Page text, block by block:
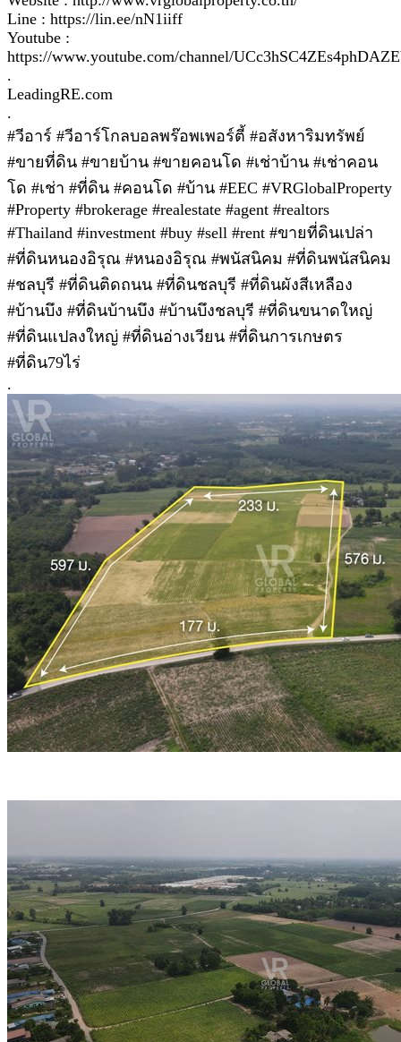
Line : https://lin.ee/nN1iiff
Youtube :
https://www.youtube.com/channel/
.
LeadingRE.com
.
#วีอาร์ #วีอาร์โกลบอลพร๊อพเพอร์ตี้ #อสังหาริมทรัพย์
#ขายที่ดิน #ขายบ้าน #ขายคอนโด #เช่าบ้าน #เช่าคอน
โด #เช่า #ที่ดิน #คอนโด #บ้าน #EEC #VRGlobalProperty
#Property #brokerage #realestate #agent #realtors
#Thailand #investment #buy #sell #rent #ขายที่ดินเปล่า
#ที่ดินหนองอิรุณ #หนองอิรุณ #พนัสนิคม #ที่ดินพนัสนิคม
#ชลบุรี #ที่ดินติดถนน #ที่ดินชลบุรี #ที่ดินผังสีเหลือง
#บ้านบึง #ที่ดินบ้านบึง #บ้านบึงชลบุรี #ที่ดินขนาดใหญ่
#ที่ดินแปลงใหญ่ #ที่ดินอ่างเวียน #ที่ดินการเกษตร
#ที่ดิน79ไร่
.